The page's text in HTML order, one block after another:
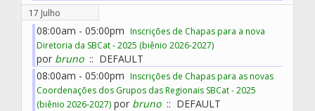
17 Julho
08:00am - 05:00pm Inscrições de Chapas para a nova
Diretoria da SBCat - 2025 (biênio 2026-2027)
por bruno:: DEFAULT
08:00am - 05:00pm Inscrições de Chapas para as novas
Coordenações dos Grupos das Regionais SBCat - 2025
(biênio 2026-2027) por bruno:: DEFAULT